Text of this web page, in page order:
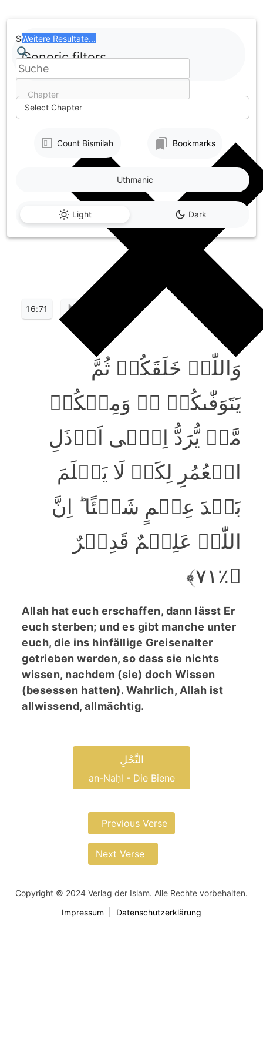
to
content
Chapter
Select Chapter
Search
Weitere Resultate...
Generic filters
Count Bismilah Bookmarks
Light Dark
Uthmanic
16:71
وَاللّٰہُ خَلَقَکُمۡ ثُمَّ
یَتَوَفّٰٮکُمۡ ۟ۙ وَمِنۡکُمۡ
مَّنۡ یُّرَدُّ اِلٰۤی اَرۡذَلِ
الۡعُمُرِ لِکَیۡ لَا یَعۡلَمَ
بَعۡدَ عِلۡمٍ شَیۡئًا ؕ اِنَّ
اللّٰہَ عَلِیۡمٌ قَدِیۡرٌ
﴿٪۷۱﴾
Allah hat euch erschaffen, dann lässt Er
euch sterben; und es gibt manche unter
euch, die ins hinfällige Greisenalter
getrieben werden, so dass sie nichts
wissen, nachdem (sie) doch Wissen
(besessen hatten). Wahrlich, Allah ist
allwissend, allmächtig.
النَّحْلِ
an-Naḥl - Die Biene
Previous Verse
Next Verse
Copyright © 2024 Verlag der Islam. Alle Rechte vorbehalten.
Impressum
Datenschutzerklärung